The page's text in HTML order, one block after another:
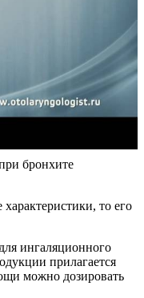
бронхите
то его
ингаляционного
прилагается
можно дозировать